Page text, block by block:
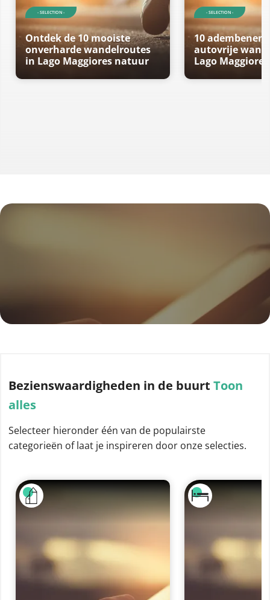
- SELECTION -
Ontdek de 10 mooiste
onverharde wandelroutes
in Lago Maggiores natuur
- SELECTION -
10
autovrije
Lago Maggiore
Bezienswaardigheden in de buurt Toon
alles
Selecteer hieronder één van de populairste
categorieën of laat je inspireren door onze selecties.